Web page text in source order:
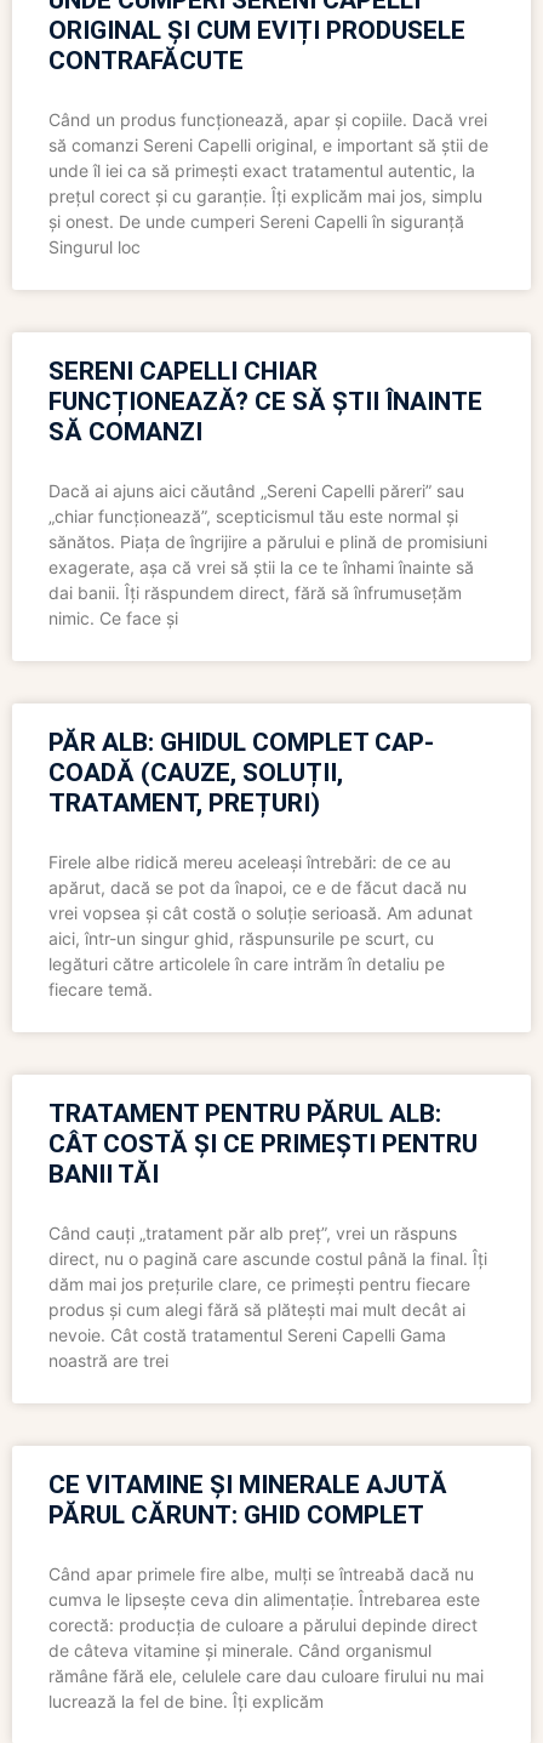
ORIGINAL ȘI CUM EVIȚI PRODUSELE
CONTRAFĂCUTE
Când un produs funcționează, apar și copiile. Dacă vrei
să comanzi Sereni Capelli original, e important să știi de
unde îl iei ca să primești exact tratamentul autentic, la
prețul corect și cu garanție. Îți explicăm mai jos, simplu
și onest. De unde cumperi Sereni Capelli în siguranță
Singurul loc
SERENI CAPELLI CHIAR
FUNCȚIONEAZĂ? CE SĂ ȘTII ÎNAINTE
SĂ COMANZI
Dacă ai ajuns aici căutând „Sereni Capelli păreri” sau
„chiar funcționează”, scepticismul tău este normal și
sănătos. Piața de îngrijire a părului e plină de promisiuni
exagerate, așa că vrei să știi la ce te înhami înainte să
dai banii. Îți răspundem direct, fără să înfrumusețăm
nimic. Ce face și
PĂR ALB: GHIDUL COMPLET CAP-
COADĂ (CAUZE, SOLUȚII,
TRATAMENT, PREȚURI)
Firele albe ridică mereu aceleași întrebări: de ce au
apărut, dacă se pot da înapoi, ce e de făcut dacă nu
vrei vopsea și cât costă o soluție serioasă. Am adunat
aici, într-un singur ghid, răspunsurile pe scurt, cu
legături către articolele în care intrăm în detaliu pe
fiecare temă.
TRATAMENT PENTRU PĂRUL ALB:
CÂT COSTĂ ȘI CE PRIMEȘTI PENTRU
BANII TĂI
Când cauți „tratament păr alb preț”, vrei un răspuns
direct, nu o pagină care ascunde costul până la final. Îți
dăm mai jos prețurile clare, ce primești pentru fiecare
produs și cum alegi fără să plătești mai mult decât ai
nevoie. Cât costă tratamentul Sereni Capelli Gama
noastră are trei
CE VITAMINE ȘI MINERALE AJUTĂ
PĂRUL CĂRUNT: GHID COMPLET
Când apar primele fire albe, mulți se întreabă dacă nu
cumva le lipsește ceva din alimentație. Întrebarea este
corectă: producția de culoare a părului depinde direct
de câteva vitamine și minerale. Când organismul
rămâne fără ele, celulele care dau culoare firului nu mai
lucrează la fel de bine. Îți explicăm